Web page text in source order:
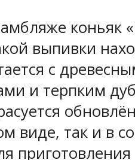
выпивки
с
и терпким
виде, так и в